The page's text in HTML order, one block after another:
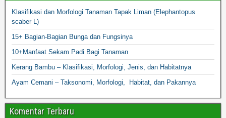
Klasifikasi dan Morfologi Tanaman Tapak Liman (Elephantopus
scaber L)
15+ Bagian-Bagian Bunga dan Fungsinya
10+Manfaat Sekam Padi Bagi Tanaman
Kerang Bambu – Klasifikasi, Morfologi, Jenis, dan Habitatnya
Ayam Cemani – Taksonomi, Morfologi, Habitat, dan Pakannya
Komentar Terbaru